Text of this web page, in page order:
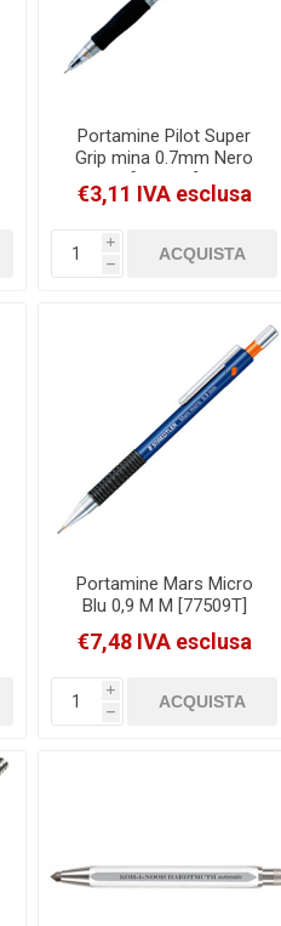
Portamine Pilot Super
Grip mina 0.7mm Nero
€3,11 IVA esclusa
i
h
Portamine Mars Micro
Blu 0,9 M M [77509T]
€7,48 IVA esclusa
i
h